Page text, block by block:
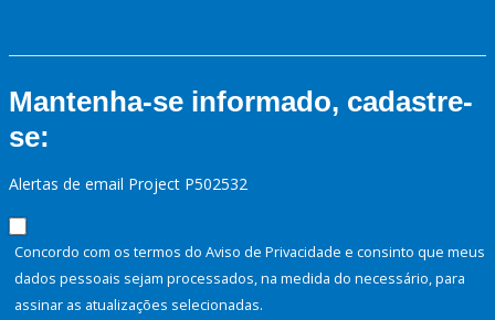
Mantenha-se informado, cadastre-
se:
Alertas de email Project P502532
Concordo com os termos do Aviso de Privacidade e consinto que meus
dados pessoais sejam processados, na medida do necessário, para
assinar as atualizações selecionadas.